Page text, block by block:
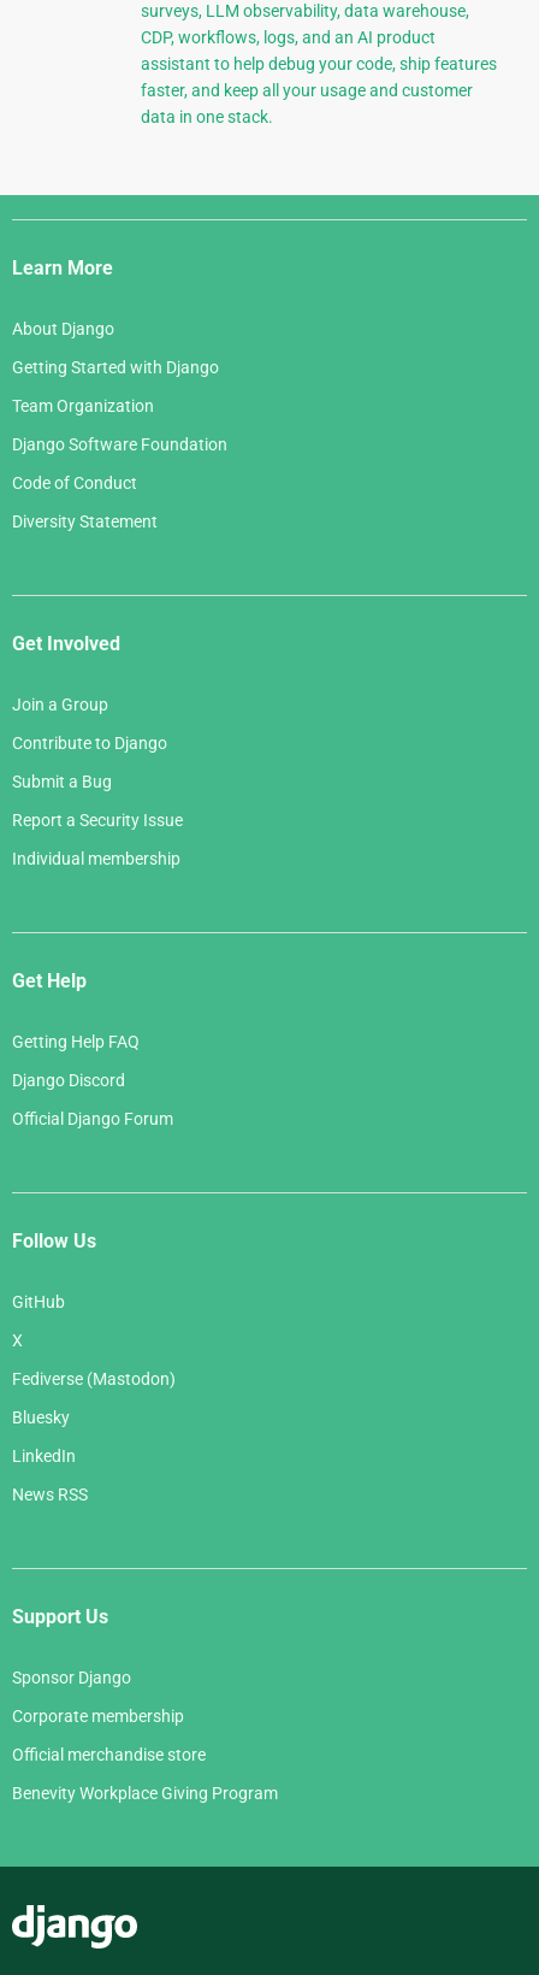
surveys, LLM observability, data warehouse,
CDP, workflows, logs, and an AI product
assistant to help debug your code, ship features
faster, and keep all your usage and customer
data in one stack.
Django
Links
Learn More
About Django
Getting Started with Django
Team Organization
Django Software Foundation
Code of Conduct
Diversity Statement
Get Involved
Join a Group
Contribute to Django
Submit a Bug
Report a Security Issue
Individual membership
Get Help
Getting Help FAQ
Django Discord
Official Django Forum
Follow Us
GitHub
X
Fediverse (Mastodon)
Bluesky
LinkedIn
News RSS
Support Us
Sponsor Django
Corporate membership
Official merchandise store
Benevity Workplace Giving Program